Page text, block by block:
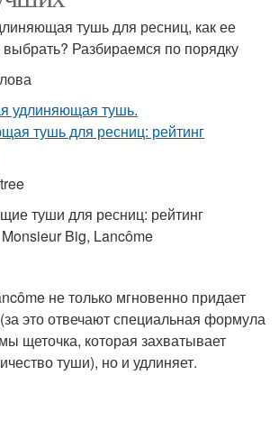
тушь для ресниц, как ее
выбрать? Разбираемся по порядку
туши для ресниц: рейтинг
Big, Lancôme
не только мгновенно придает
это отвечают специальная формула
щеточка, которая захватывает
туши), но и удлиняет.